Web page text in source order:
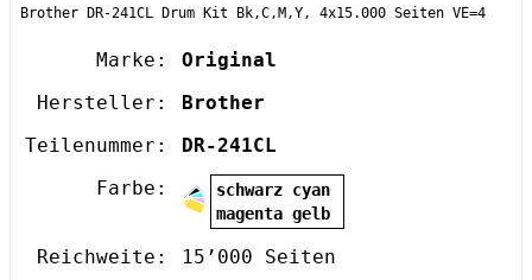
Brother DR-241CL Drum Kit Bk,C,M,Y, 4x15.000 Seiten VE=4
Marke:
Original
Hersteller:
Brother
Teilenummer:
DR-241CL
Farbe:
schwarz cyan
magenta gelb
Reichweite: 15’000 Seiten